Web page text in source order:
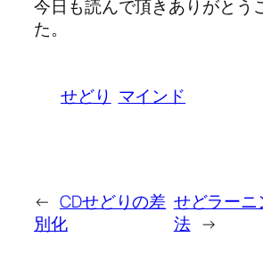
今日も読んで頂きありがとう
た。
せどり マインド
← CDせどりの差
別化
せどラー
法 →